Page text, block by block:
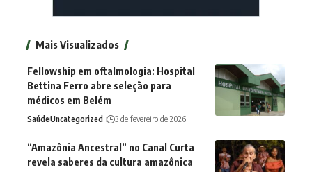
Mais Visualizados
Fellowship em oftalmologia: Hospital
Bettina Ferro abre seleção para
médicos em Belém
SaúdeUncategorized 3 de fevereiro de 2026
“Amazônia Ancestral” no Canal Curta
revela saberes da cultura amazônica